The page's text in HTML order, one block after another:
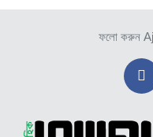
ফলো করুন